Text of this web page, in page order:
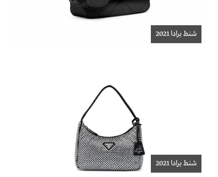
شنط برادا 2021
شنط برادا 2021